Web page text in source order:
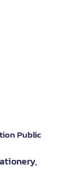
Public